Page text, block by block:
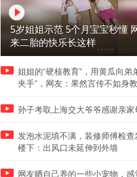
5岁姐姐示范 5个月宝宝秒懂
来二胎的快乐长这样
姐姐的“硬核教育”，用黄瓜向弟
夹手”，网友：果然言传不如身教
孙子考取上海交大爷爷感谢亲家
发泡水泥填不满，装修师傅检查
楼下：出风口未延伸到外墙
网友晒自己养的一些小宠物，